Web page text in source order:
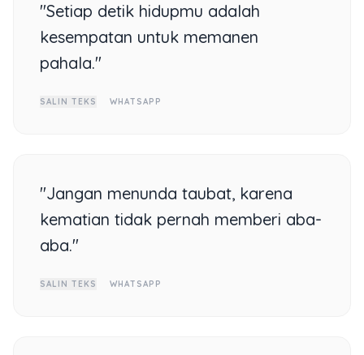
"Setiap detik hidupmu adalah
kesempatan untuk memanen
pahala."
SALIN TEKS WHATSAPP
"Jangan menunda taubat, karena
kematian tidak pernah memberi aba-
aba."
SALIN TEKS WHATSAPP